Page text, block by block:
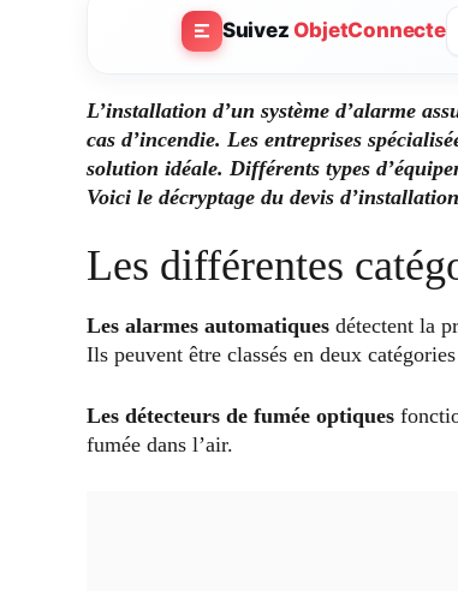
SuivezObjetConnecte
L’installation d’un système d’alarme
cas d’incendie. Les entreprises
solution idéale. Différents types
Voici le décryptage du devis
Les différentes
Les alarmes automatiques détectent la
Ils peuvent être classés en deux
Les détecteurs de fumée optiques
fumée dans l’air.